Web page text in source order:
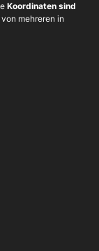
Koordinaten sind
mehreren in